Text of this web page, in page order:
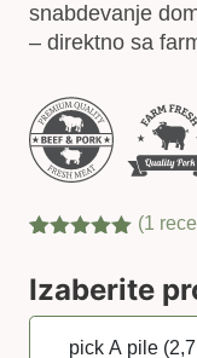
snabdevanje
– direktno sa
na osnovu
(1
Izaberite